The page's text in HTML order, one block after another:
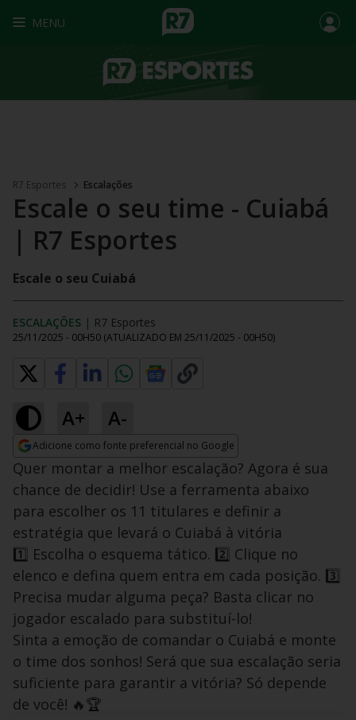
MENU
R7 Esportes Escalações
Escale o seu time - Cuiabá
| R7 Esportes
Escale o seu Cuiabá
ESCALAÇÕES | R7 Esportes
25/11/2025 - 00H50 (ATUALIZADO EM 25/11/2025 - 00H50)
A+ A-
Adicione como fonte preferencial no Google
Opens in new window
Quer montar a melhor escalação? Agora é sua
chance de decidir! Use a ferramenta abaixo
para escolher os 11 titulares e definir a
estratégia que levará o Cuiabá à vitória
1️⃣ Escolha o esquema tático. 2️⃣ Clique no
elenco e defina quem entra em cada posição. 3️⃣
Precisa mudar alguma peça? Basta clicar no
jogador escalado para substituí-lo!
Sinta a emoção de comandar o Cuiabá e monte
o time dos sonhos! Será que sua escalação seria
suficiente para garantir a vitória? Só depende
de você! 🔥🏆